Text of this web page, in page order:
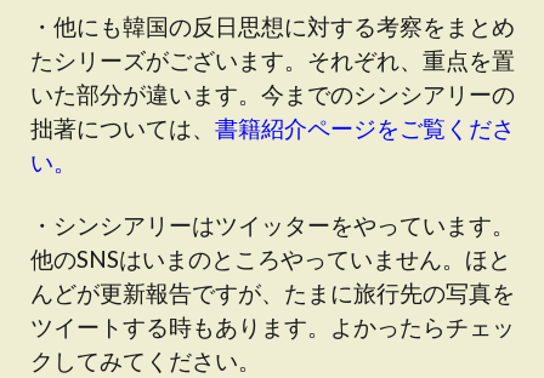
・他にも韓国の反日思想に対する考察をまとめ
たシリーズがございます。それぞれ、重点を置
いた部分が違います。今までのシンシアリーの
拙著については、 書籍紹介ページをご覧くださ
い。
・シンシアリーはツイッターをやっています。
他のSNSはいまのところやっていません。ほと
んどが更新報告ですが、たまに旅行先の写真を
ツイートする時もあります。よかったらチェッ
クしてみてください。